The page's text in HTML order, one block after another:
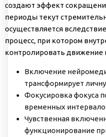
создают эффект
периоды текут
осуществляется
процесс, при котором
контролировать движение
Включение
трансформирует
Фокусировка фокуса
временных
Чувственная
функционирование